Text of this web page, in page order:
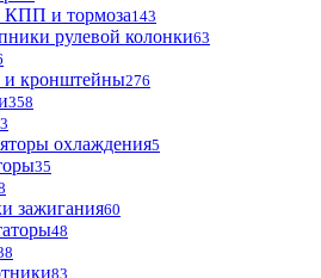
КПП и тормоза143
рулевой колонки63
и кронштейны276
358
охлаждения5
35
зажигания60
48
83